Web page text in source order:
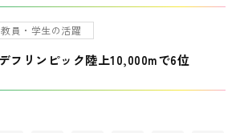
教員・学生の活躍
フリンピック陸上10,000mで6位